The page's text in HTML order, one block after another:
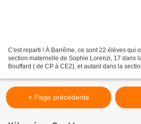
C'est reparti ! À Barrême, ce sont 22 élèves qui
section maternelle de Sophie Lorenzi, 17 dans
Bouffard ( de CP à CE2), et autant dans la
< Page précédente